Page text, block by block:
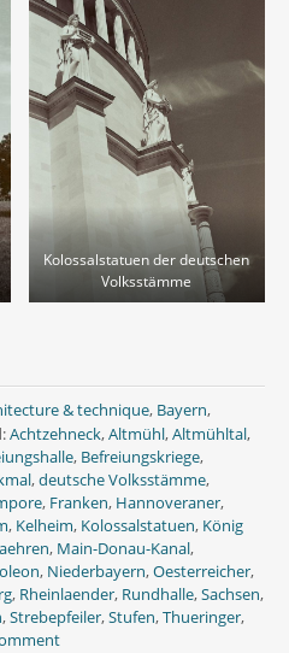
Kolossalstatuen der deutschen
Volksstämme
& technique, Bayern,
Achtzehneck,Altmühl,Altmühltal,
, Befreiungskriege,
,deutsche Volksstämme,
, Franken, Hannoveraner,
, Kelheim, Kolossalstatuen, König
, Main-Donau-Kanal,
, Niederbayern,Oesterreicher,
, Rheinlaender, Rundhalle,Sachsen,
,Strebepfeiler,Stufen,Thueringer,